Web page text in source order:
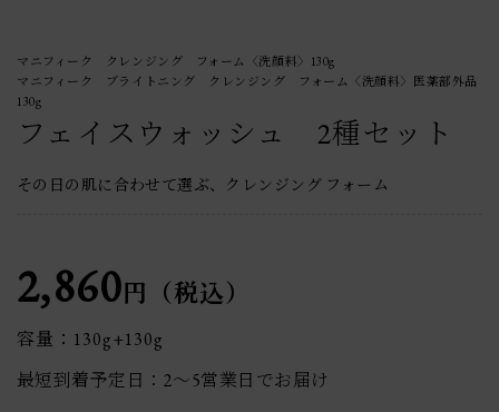
マニフィーク クレンジング フォーム〈洗顔料〉130g
マニフィーク ブライトニング クレンジング フォーム〈洗顔料〉医薬部外品
130g
フェイスウォッシュ 2種セット
その日の肌に合わせて選ぶ、クレンジング フォーム
2,860円（税込）
容量：130g+130g
最短到着予定日：2〜5営業日でお届け